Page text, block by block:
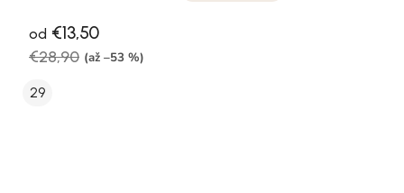
od €13,50
€28,90 (až –53 %)
29